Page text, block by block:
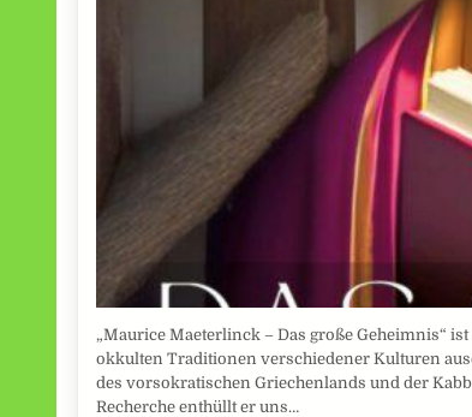
„Maurice Maeterlinck – Das große Geheimnis“
okkulten Traditionen verschiedener Kulturen
des vorsokratischen Griechenlands und der
Recherche enthüllt er uns…